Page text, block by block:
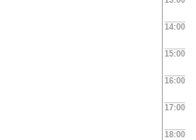
14:00
15:00
16:00
17:00
18:00